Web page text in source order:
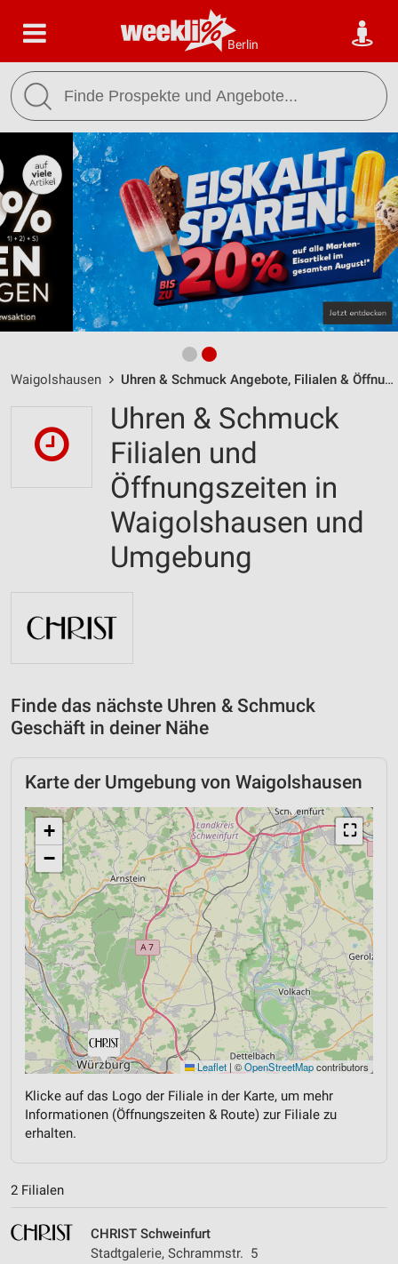
Berlin
Waigolshausen Uhren & Schmuck Angebote, Filialen & Öffnungszeiten
Uhren & Schmuck
Filialen und
Öffnungszeiten in
Waigolshausen und
Umgebung
Finde das nächste Uhren & Schmuck
Geschäft in deiner Nähe
Karte der Umgebung von Waigolshausen
⛶
+
−
Leaflet | ©OpenStreetMapcontributors
Klicke auf das Logo der Filiale in der Karte, um mehr
Informationen (Öffnungszeiten & Route) zur Filiale zu
erhalten.
2 Filialen
CHRIST Schweinfurt
Stadtgalerie, Schrammstr. 5